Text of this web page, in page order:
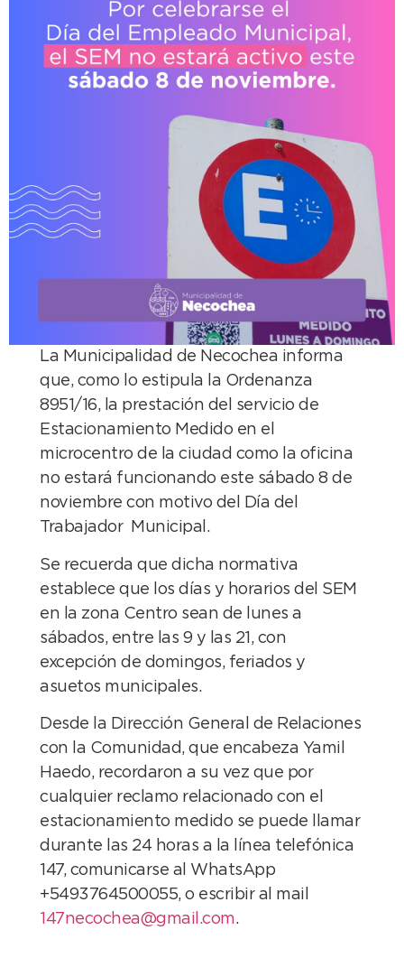
La Municipalidad de Necochea informa
que, como lo estipula la Ordenanza
8951/16, la prestación del servicio de
Estacionamiento Medido en el
microcentro de la ciudad como la oficina
no estará funcionando este sábado 8 de
noviembre con motivo del Día del
Trabajador Municipal.
Se recuerda que dicha normativa
establece que los días y horarios del SEM
en la zona Centro sean de lunes a
sábados, entre las 9 y las 21, con
excepción de domingos, feriados y
asuetos municipales.
Desde la Dirección General de Relaciones
con la Comunidad, que encabeza Yamil
Haedo, recordaron a su vez que por
cualquier reclamo relacionado con el
estacionamiento medido se puede llamar
durante las 24 horas a la línea telefónica
147, comunicarse al WhatsApp
+5493764500055, o escribir al mail
147necochea@gmail.com.